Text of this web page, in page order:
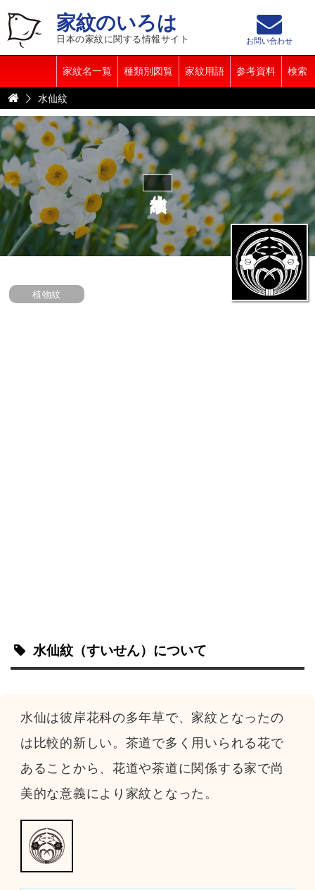
家紋のいろは
日本の家紋に関する情報サイト
家紋名一覧 種類別図覧 家紋用語 参考資料 検索
お問い合わせ
水仙紋
水仙紋（すいせん） について
植物紋
水仙は彼岸花科の多年草で、家紋となったの
は比較的新しい。茶道で多く用いられる花で
あることから、花道や茶道に関係する家で尚
美的な意義により家紋となった。